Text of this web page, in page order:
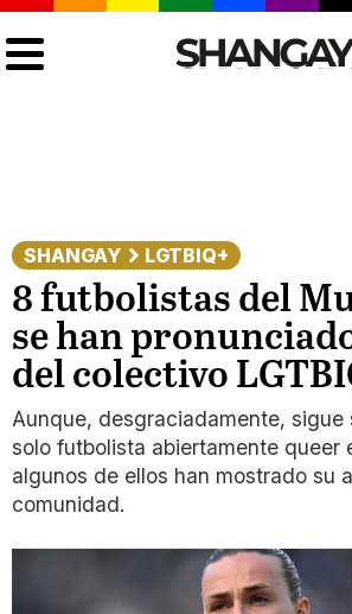
SHANGAY LGTBIQ+
8 futbolistas del
se han
del colectivo
Aunque, desgraciadamente, sigue
solo futbolista abiertamente queer
algunos de ellos han mostrado su
comunidad.